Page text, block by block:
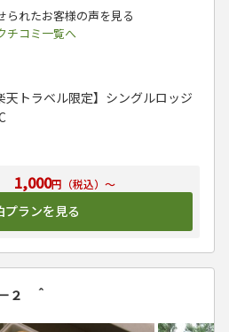
られたお客様の声を見る
チコミ一覧へ
1,000円（税込）～
プランを見る
天トラベル限定】シングルロッジ
２ ＾